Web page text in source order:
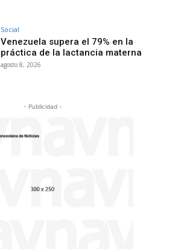
Social
Venezuela supera el 79% en la
práctica de la lactancia materna
agosto 8, 2026
- Publicidad -